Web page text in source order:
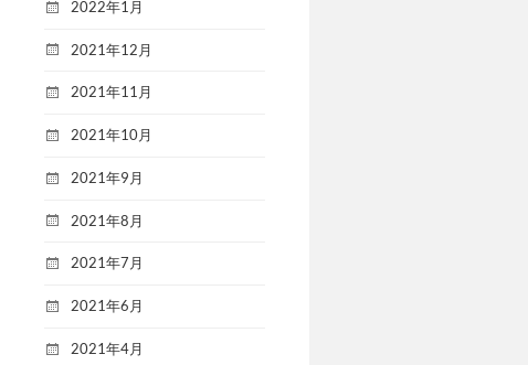
2022年1月
2021年12月
2021年11月
2021年10月
2021年9月
2021年8月
2021年7月
2021年6月
2021年4月